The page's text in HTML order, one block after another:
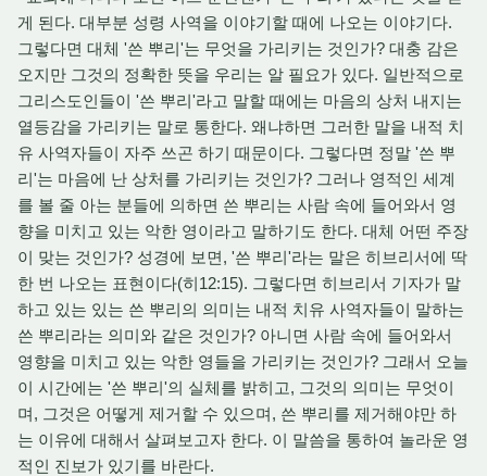
게 된다. 대부분 성령 사역을 이야기할 때에 나오는 이야기다.
그렇다면 대체 '쓴 뿌리'는 무엇을 가리키는 것인가? 대충 감은
오지만 그것의 정확한 뜻을 우리는 알 필요가 있다. 일반적으로
그리스도인들이 '쓴 뿌리'라고 말할 때에는 마음의 상처 내지는
열등감을 가리키는 말로 통한다. 왜냐하면 그러한 말을 내적 치
유 사역자들이 자주 쓰곤 하기 때문이다. 그렇다면 정말 '쓴 뿌
리'는 마음에 난 상처를 가리키는 것인가? 그러나 영적인 세계
를 볼 줄 아는 분들에 의하면 쓴 뿌리는 사람 속에 들어와서 영
향을 미치고 있는 악한 영이라고 말하기도 한다. 대체 어떤 주장
이 맞는 것인가? 성경에 보면, '쓴 뿌리'라는 말은 히브리서에 딱
한 번 나오는 표현이다(히12:15). 그렇다면 히브리서 기자가 말
하고 있는 있는 쓴 뿌리의 의미는 내적 치유 사역자들이 말하는
쓴 뿌리라는 의미와 같은 것인가? 아니면 사람 속에 들어와서
영향을 미치고 있는 악한 영들을 가리키는 것인가? 그래서 오늘
이 시간에는 '쓴 뿌리'의 실체를 밝히고, 그것의 의미는 무엇이
며, 그것은 어떻게 제거할 수 있으며, 쓴 뿌리를 제거해야만 하
는 이유에 대해서 살펴보고자 한다. 이 말씀을 통하여 놀라운 영
적인 진보가 있기를 바란다.